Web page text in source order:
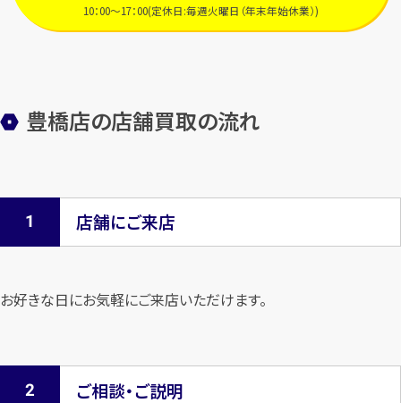
10：00～17：00(定休日:毎週火曜日（年末年始休業）)
豊橋店の店舗買取の流れ
店舗にご来店
お好きな日にお気軽にご来店いただけます。
ご相談・ご説明